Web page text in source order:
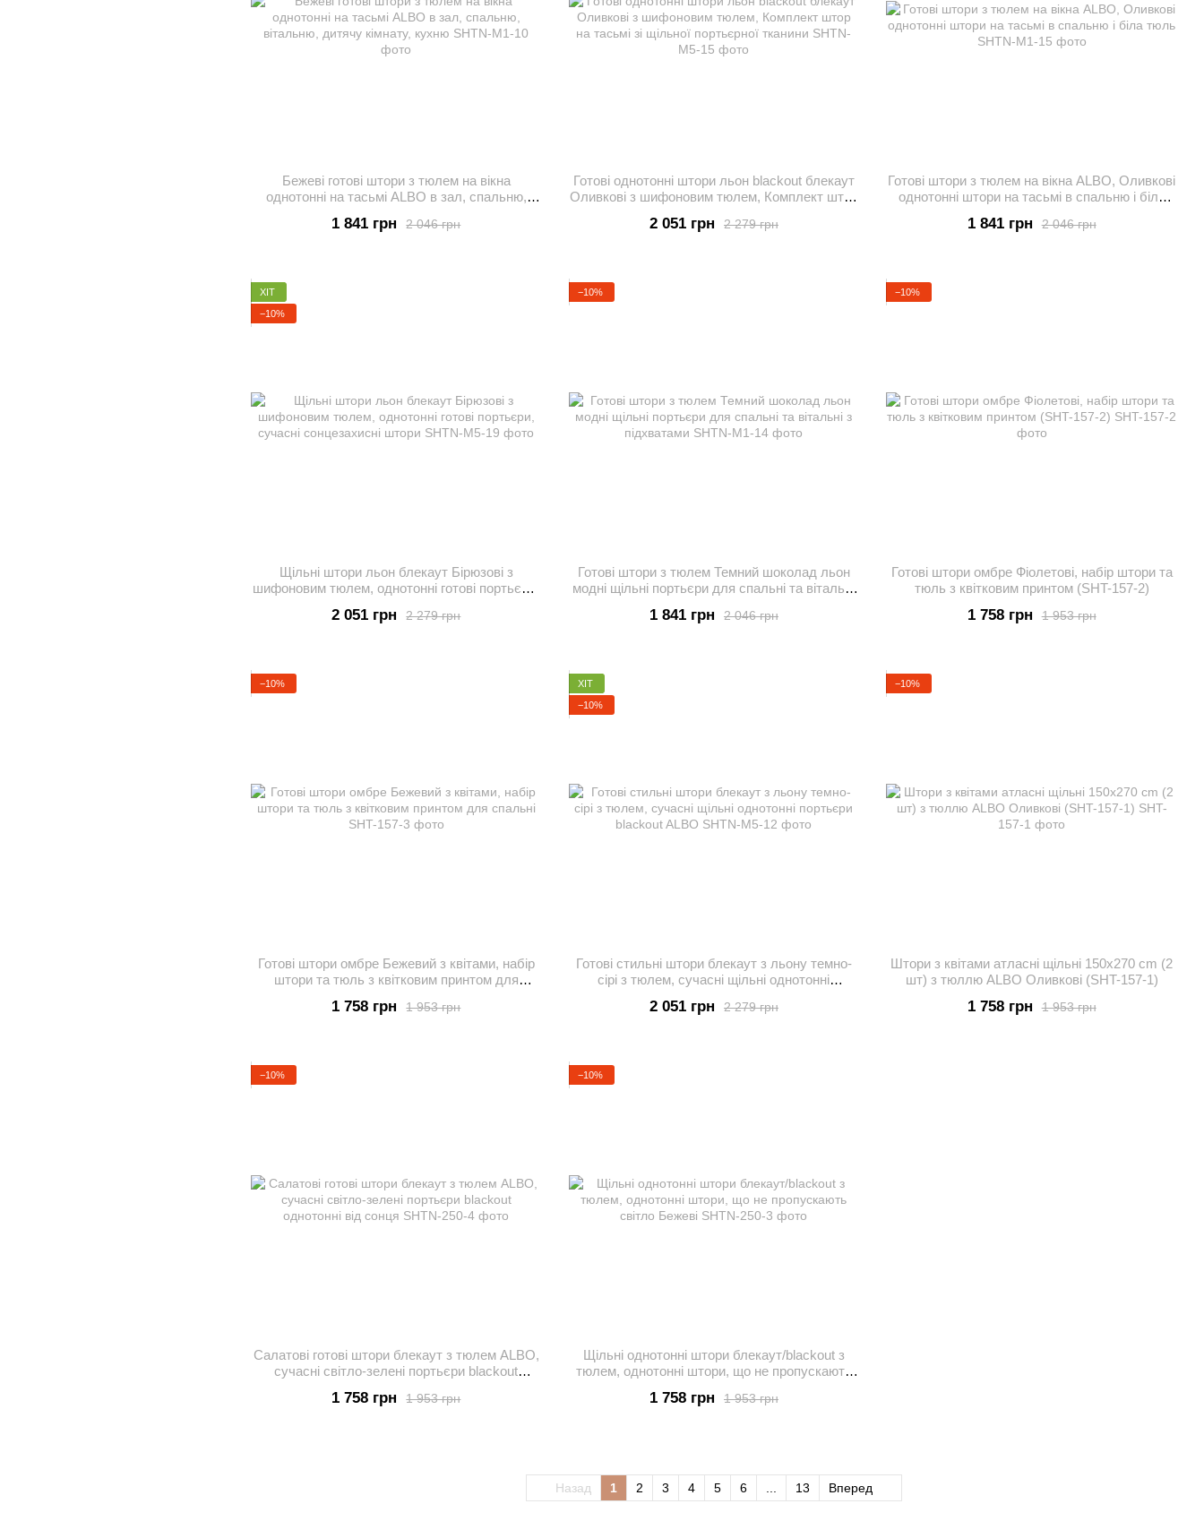
Бежеві готові штори з тюлем на вікна
однотонні на тасьмі ALBO в зал, спальню,
2 046 грн
1 841 грн
Готові однотонні штори льон blackout блекаут
Оливкові з шифоновим тюлем, Комплект штор
2 279 грн
2 051 грн
Готові штори з тюлем на вікна ALBO, Оливкові
однотонні штори на тасьмі в спальню і біла
2 046 грн
1 841 грн
ХІТ
−10%
Щільні штори льон блекаут Бірюзові з
шифоновим тюлем, однотонні готові портьєри,
2 279 грн
2 051 грн
−10%
Готові штори з тюлем Темний шоколад льон
модні щільні портьєри для спальні та вітальні
2 046 грн
1 841 грн
−10%
Готові штори омбре Фіолетові, набір штори та
тюль з квітковим принтом (SHT-157-2)
1 953 грн
1 758 грн
−10%
Готові штори омбре Бежевий з квітами, набір
штори та тюль з квітковим принтом для
1 953 грн
1 758 грн
ХІТ
−10%
Готові стильні штори блекаут з льону темно-
сірі з тюлем, сучасні щільні однотонні
2 279 грн
2 051 грн
−10%
Штори з квітами атласні щільні 150x270 cm (2
шт) з тюллю ALBO Оливкові (SHT-157-1)
1 953 грн
1 758 грн
−10%
Салатові готові штори блекаут з тюлем ALBO,
сучасні світло-зелені портьєри blackout
1 953 грн
1 758 грн
−10%
Щільні однотонні штори блекаут/blackout з
тюлем, однотонні штори, що не пропускають
1 953 грн
1 758 грн
Назад 1 2 3 4 5 6 13 Вперед